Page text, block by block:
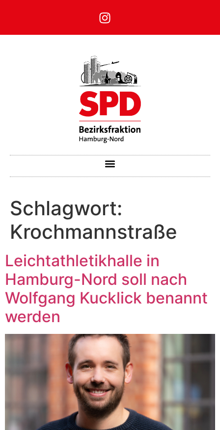
Schlagwort:
Krochmannstraße
Leichtathletikhalle in
Hamburg-Nord soll nach
Wolfgang Kucklick benannt
werden